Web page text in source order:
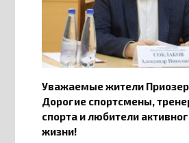
Уважаемые жители
Дорогие спортсмены,
спорта и любители
жизни!